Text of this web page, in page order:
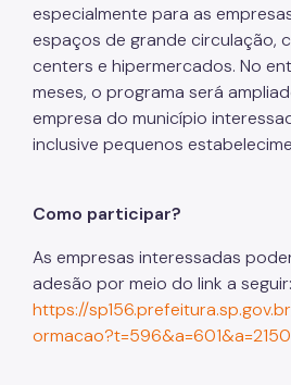
Benefício de Prestação
Relação de Convênios e Parcerias
Instrumentais de Parcerias
Legislação
Atas de Registro de Preço
Observatório Socioassistencial
Pesquisas
especialmente para as
espaços de grande circulação,
centers e hipermercados. No
meses, o programa será
empresa do município
inclusive pequenos
Como participar?
As empresas interessadas
adesão por meio do link a seguir:
https://